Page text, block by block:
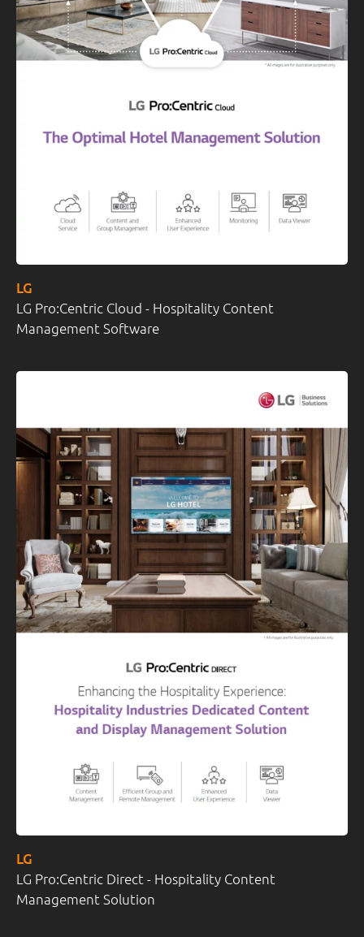
LG Pro:Centric Cloud - Hospitality Content
Management Software
LG
LG Pro:Centric Direct - Hospitality Content
Management Solution
LG